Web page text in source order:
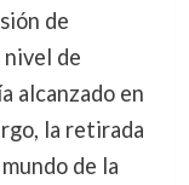
de
de
alcanzado en
la retirada
de la